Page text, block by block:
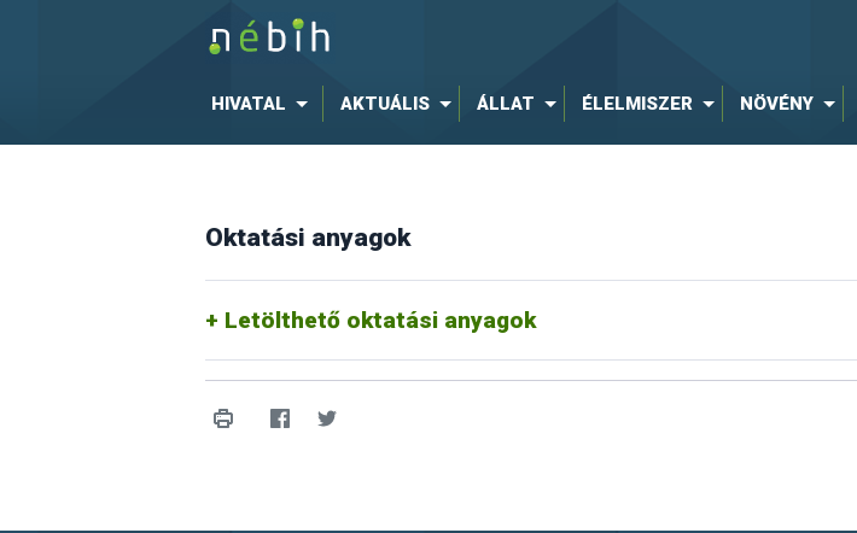
HIVATAL AKTUÁLIS ÁLLAT ÉLELMISZER NÖVÉNY
Oktatási anyagok
Letölthető oktatási anyagok